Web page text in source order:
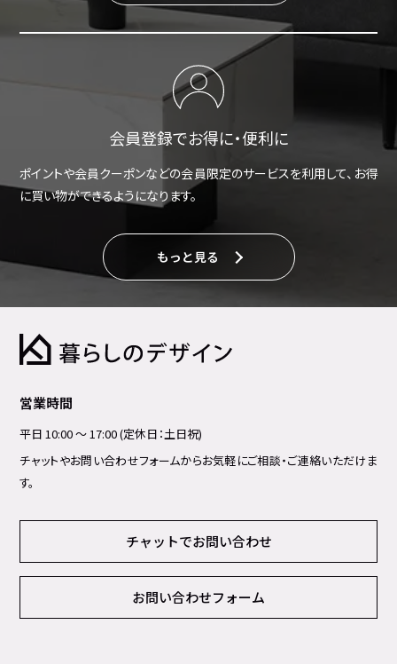
会員登録でお得に・便利に
ポイントや会員クーポンなどの会員限定のサービスを利用して、お得
に買い物ができるようになります。
もっと見る
営業時間
平日 10:00 ～ 17:00 (定休日：土日祝)
チャットやお問い合わせフォームからお気軽にご相談・ご連絡いただけま
す。
チャットでお問い合わせ
お問い合わせフォーム